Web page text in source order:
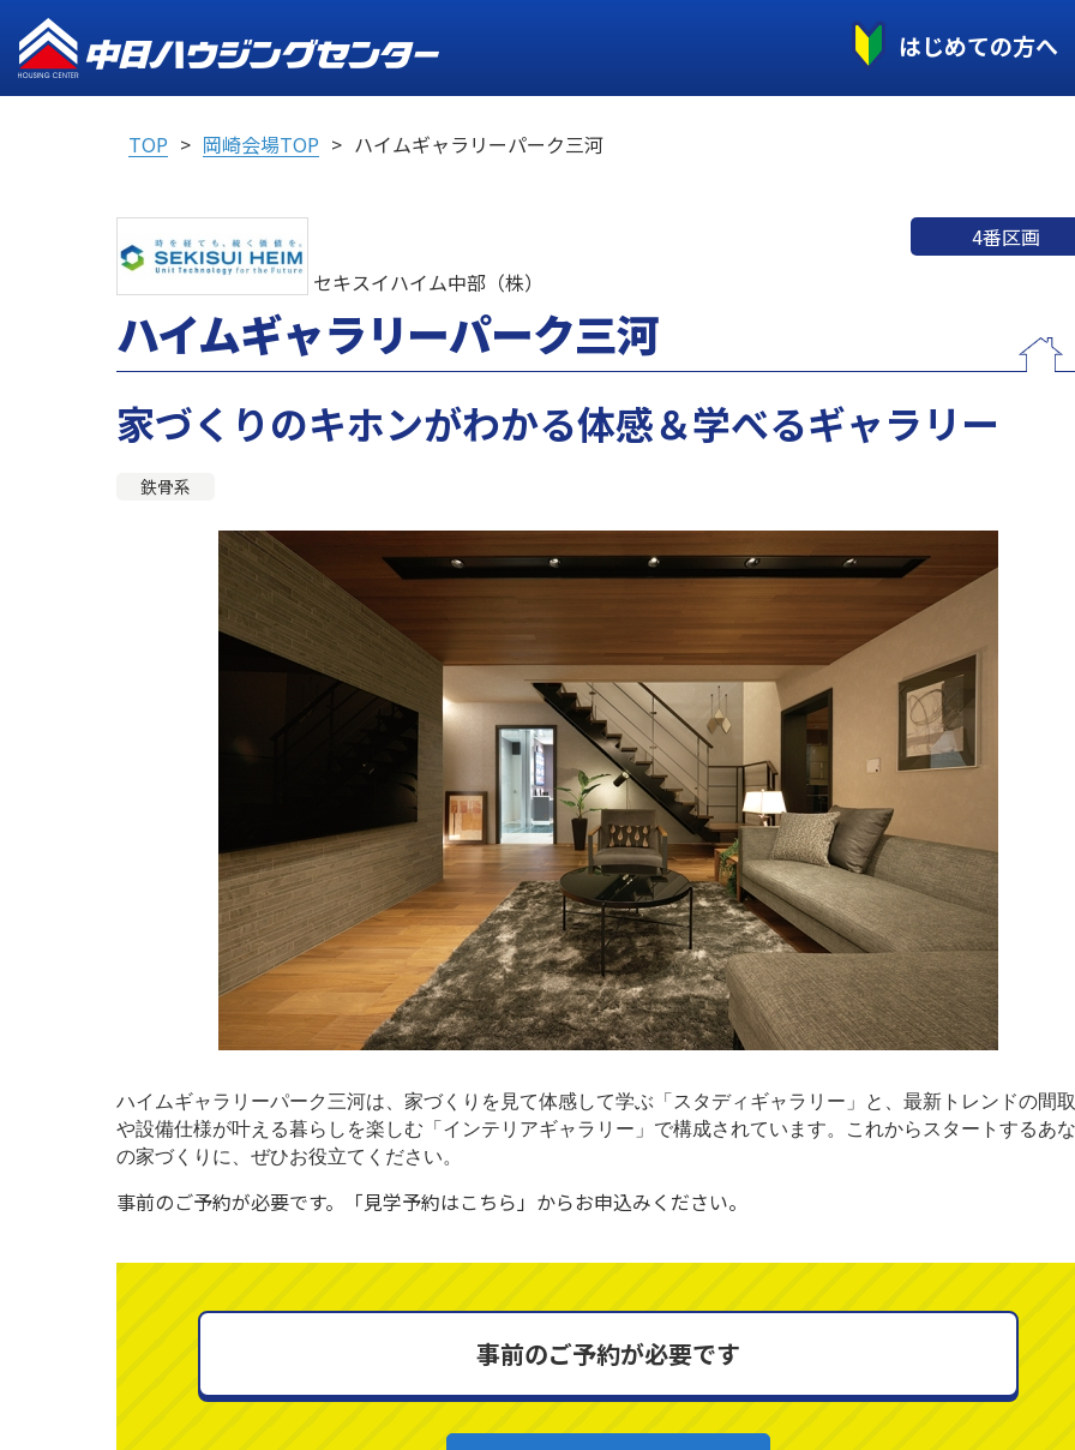
はじめての方へ
TOP 岡崎会場TOP ハイムギャラリーパーク三河
セキスイハイム中部（株）
4番区画
ハイムギャラリーパーク三河
家づくりのキホンがわかる体感＆学べるギャラリー
鉄骨系
ハイムギャラリーパーク三河は、家づくりを見て体感して学ぶ「スタディギャラリー」と、最新トレンドの間
や設備仕様が叶える暮らしを楽しむ「インテリアギャラリー」で構成されています。これからスタートするあ
の家づくりに、ぜひお役立てください。
事前のご予約が必要です。「見学予約はこちら」からお申込みください。
事前のご予約が必要です